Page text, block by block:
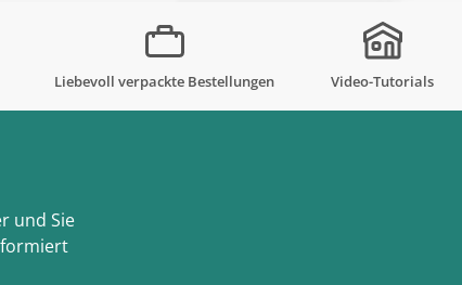
Liebevoll verpackte Bestellungen Video-Tutorials
und Sie